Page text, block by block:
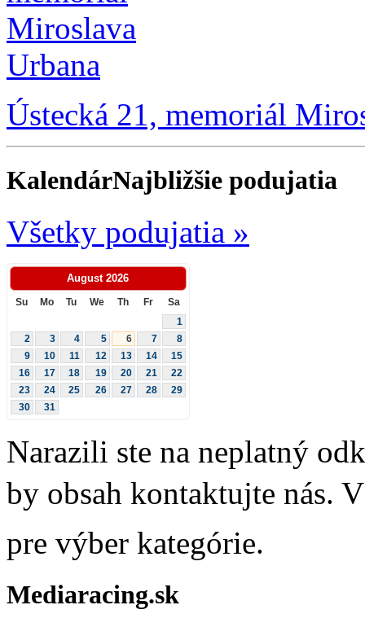
Ústecká 21, memoriál
KalendárNajbližšie podujatia
Všetky podujatia »
August 2026
Su Mo Tu We Th Fr Sa
1
2
3 4 5 6 7
8
9
10 11 12 13 14
15
16
17 18 19 20 21
22
23
24 25 26 27 28
29
30
31
Narazili ste na neplatný
by obsah kontaktujte nás.
pre výber kategórie.
Mediaracing.sk